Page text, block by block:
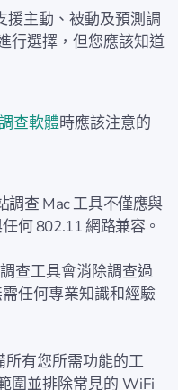
援主動、被動及預測調
行選擇，但您應該知道
查軟體時應該注意的
調查 Mac 工具不僅應與
何 802.11 網路兼容。
查工具會消除調查過
任何專業知識和經驗
有您所需功能的工
圍並排除常見的 WiFi